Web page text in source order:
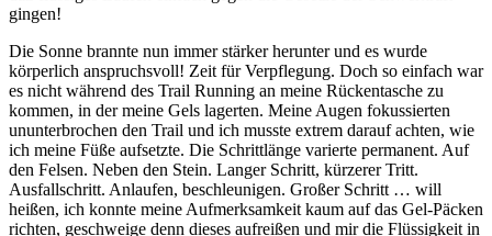
gingen!
Die Sonne brannte nun immer stärker herunter und es wurde
körperlich anspruchsvoll! Zeit für Verpflegung. Doch so einfach war
es nicht während des Trail Running an meine Rückentasche zu
kommen, in der meine Gels lagerten. Meine Augen fokussierten
ununterbrochen den Trail und ich musste extrem darauf achten, wie
ich meine Füße aufsetzte. Die Schrittlänge varierte permanent. Auf
den Felsen. Neben den Stein. Langer Schritt, kürzerer Tritt.
Ausfallschritt. Anlaufen, beschleunigen. Großer Schritt … will
heißen, ich konnte meine Aufmerksamkeit kaum auf das Gel-Päcken
richten, geschweige denn dieses aufreißen und mir die Flüssigkeit in